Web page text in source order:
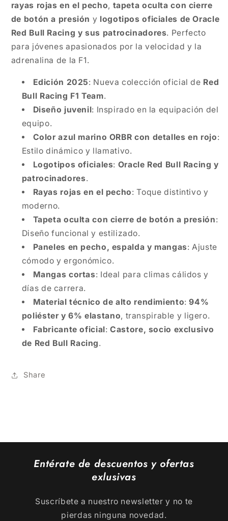
rayas rojas en el pecho, tapeta oculta con cierre
de botón a presión y logotipos oficiales de Oracle
Red Bull Racing y sus patrocinadores. Perfecto
para jóvenes apasionados por la velocidad y la
adrenalina de la F1.
Edición 2025: Nueva colección oficial de Red
Bull Racing F1 Team.
Diseño juvenil: Inspirado en la equipación del
equipo.
Color azul marino ORBR con detalles en rojo:
Estilo dinámico y llamativo.
Logotipos oficiales: Oracle Red Bull Racing y
patrocinadores.
Rayas rojas en el pecho: Toque distintivo y
moderno.
Tapeta oculta con cierre de botón a presión:
Diseño funcional y estilizado.
Paneles en pecho, espalda y mangas: Ajuste
cómodo y ergonómico.
Mangas cortas: Ideal para climas cálidos y
días de carrera.
Material técnico de alto rendimiento:94%
poliéster y 6% elastano, transpirable y ligero.
Fabricante oficial:Castore, socio exclusivo
de Red Bull Racing.
Share
Entérate de descuentos y ofertas
exlusivas
Suscríbete a nuestro newsletter y no te
pierdas ninguna novedad.